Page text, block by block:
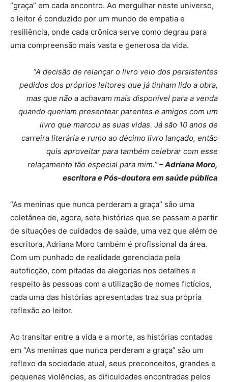
“graça” em cada encontro. Ao mergulhar neste universo,
o leitor é conduzido por um mundo de empatia e
resiliência, onde cada crônica serve como degrau para
uma compreensão mais vasta e generosa da vida.
“A decisão de relançar o livro veio dos persistentes
pedidos dos próprios leitores que já tinham lido a obra,
mas que não a achavam mais disponível para a venda
quando queriam presentear parentes e amigos com um
livro que marcou as suas vidas. Já são 10 anos de
carreira literária e rumo ao décimo livro lançado, então
quis aproveitar para também celebrar com esse
relaçamento tão especial para mim.” – Adriana Moro,
escritora e Pós-doutora em saúde pública
“As meninas que nunca perderam a graça” são uma
coletânea de, agora, sete histórias que se passam a partir
de situações de cuidados de saúde, uma vez que além de
escritora, Adriana Moro também é profissional da área.
Com um punhado de realidade gerenciada pela
autoficção, com pitadas de alegorias nos detalhes e
respeito às pessoas com a utilização de nomes fictícios,
cada uma das histórias apresentadas traz sua própria
reflexão ao leitor.
Ao transitar entre a vida e a morte, as histórias contadas
em “As meninas que nunca perderam a graça” são um
reflexo da sociedade atual, seus preconceitos, grandes e
pequenas violências, as dificuldades encontradas pelos